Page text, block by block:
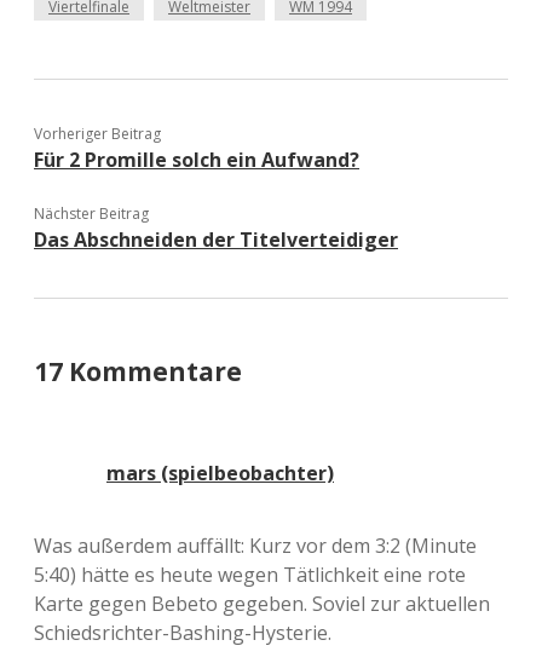
Viertelfinale Weltmeister WM 1994
Vorheriger Beitrag
Für 2 Promille solch ein Aufwand?
Nächster Beitrag
Das Abschneiden der Titelverteidiger
17 Kommentare
mars (spielbeobachter)
Was außerdem auffällt: Kurz vor dem 3:2 (Minute
5:40) hätte es heute wegen Tätlichkeit eine rote
Karte gegen Bebeto gegeben. Soviel zur aktuellen
Schiedsrichter-Bashing-Hysterie.